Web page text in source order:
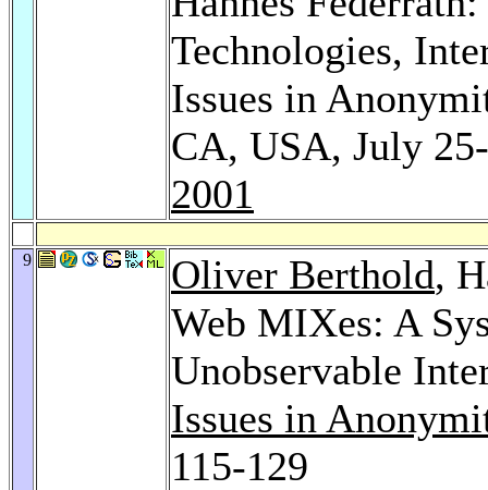
Technologies,
Issues in
CA, USA, July
2001
9 Oliver Berthold,
Web MIXes: A
Unobservable
Issues in
115-129